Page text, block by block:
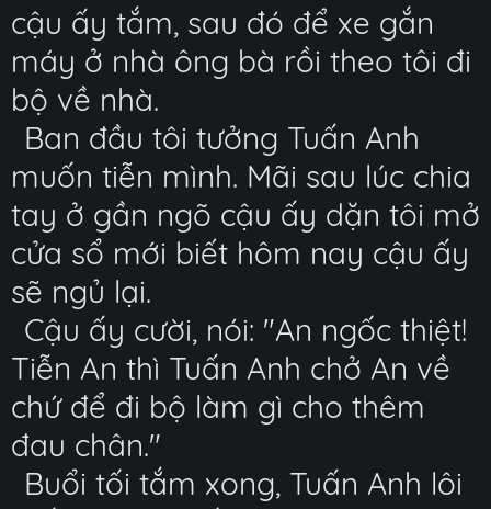
cậu ấy tắm, sau đó để xe gắn
máy ở nhà ông bà rồi theo tôi đi
bộ về nhà.
Ban đầu tôi tưởng Tuấn Anh
muốn tiễn mình. Mãi sau lúc chia
tay ở gần ngõ cậu ấy dặn tôi mở
cửa sổ mới biết hôm nay cậu ấy
sẽ ngủ lại.
Cậu ấy cười, nói: "An ngốc thiệt!
Tiễn An thì Tuấn Anh chở An về
chứ để đi bộ làm gì cho thêm
đau chân."
Buổi tối tắm xong, Tuấn Anh lôi